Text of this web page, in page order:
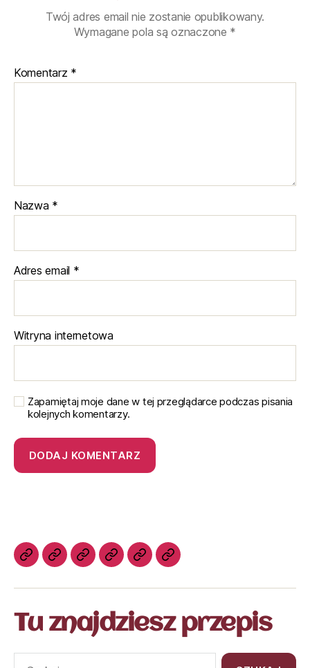
Twój adres email nie zostanie opublikowany.
Wymagane pola są oznaczone *
Komentarz *
Nazwa *
Adres email *
Witryna internetowa
Zapamiętaj moje dane w tej przeglądarce podczas pisania
kolejnych komentarzy.
Tu znajdziesz przepis